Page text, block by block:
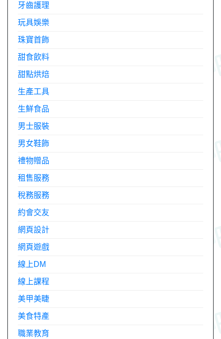
牙齒護理
玩具娛樂
珠寶首飾
甜食飲料
甜點烘焙
生產工具
生鮮食品
男士服裝
男女鞋飾
禮物贈品
租售服務
稅務服務
約會交友
網頁設計
網頁遊戲
線上DM
線上課程
美甲美睫
美食特產
職業教育